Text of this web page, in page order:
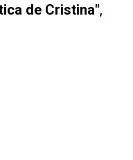
de Cristina",